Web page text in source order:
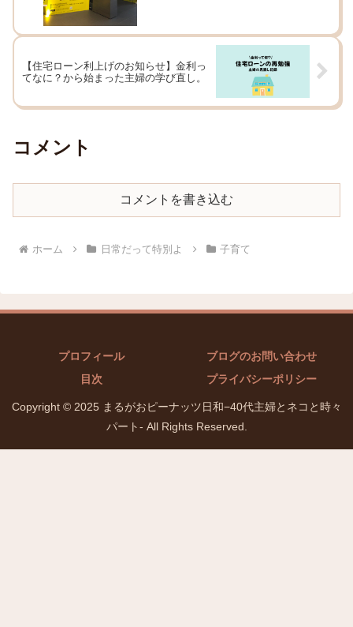
【住宅ローン利上げのお知らせ】金利っ
てなに？から始まった主婦の学び直し。
コメント
コメントを書き込む
ホーム 日常だって特別よ 子育て
プロフィール
ブログのお問い合わせ
目次
プライバシーポリシー
Copyright © 2025 まるがおピーナッツ日和−40代主婦とネコと時々
パート- All Rights Reserved.